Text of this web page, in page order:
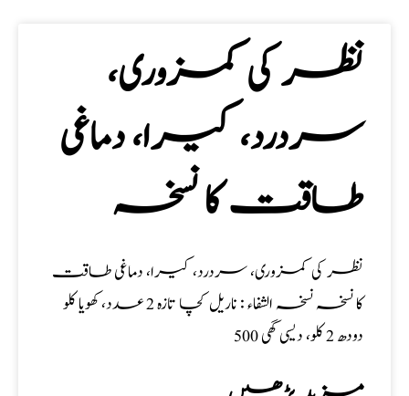
نظر کی کمزوری،
سردرد، کیرا، دماغی
طاقت کا نسخہ
نظر کی کمزوری، سردرد، کیرا، دماغی طاقت
کا نسخہ نسخہ الشفاء : ناریل کچا تازہ 2 عدد، کھویا کلو
دودھ 2 کلو، دیسی گھی 500